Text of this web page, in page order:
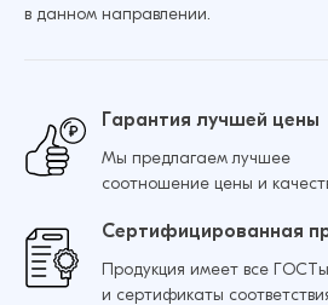
Prime 18 / Honor 7S / Y5 18 /
в данном направлении.
Гарантия лучшей цены
Мы предлагаем лучшее
соотношение цены и
Сертифицированная
Продукция имеет все ГОСТы
и сертификаты